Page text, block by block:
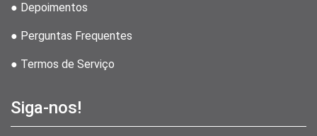
● Depoimentos
● Perguntas Frequentes
● Termos de Serviço
Siga-nos!